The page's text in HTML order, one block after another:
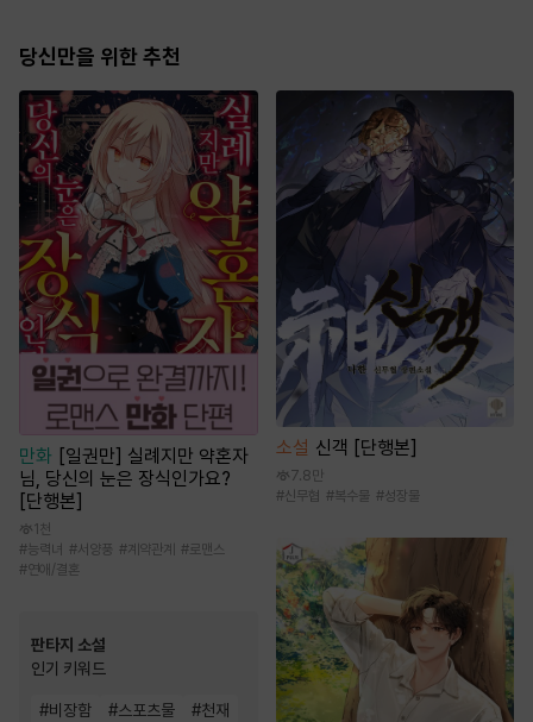
당신만을 위한 추천
만화 [일권만] 실례지만 약혼자
님, 당신의 눈은 장식인가요?
[단행본]
1천
#능력녀 #서양풍 # 계약관계 #로맨스
#연애/결혼
판타지 소설
인기 키워드
#비장함 #스포츠물 #천재
소설 신객 [단행본]
7.8만
#신무협 #복수물 #성장물